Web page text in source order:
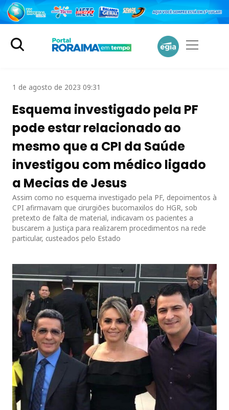
1 de agosto de 2023 09:31
Esquema investigado pela PF
pode estar relacionado ao
mesmo que a CPI da Saúde
investigou com médico ligado
a Mecias de Jesus
Assim como no esquema investigado pela PF, depoimentos à
CPI afirmavam que cirurgiões bucomaxilos do HGR, sob
pretexto de falta de material, indicavam os pacientes a
buscarem a Justiça para realizarem procedimentos na rede
particular, custeados pelo Estado